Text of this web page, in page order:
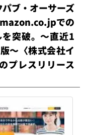
ブ・オーサーズ
での
突破。〜直近1
〜〈株式会社イ
プレスリリース